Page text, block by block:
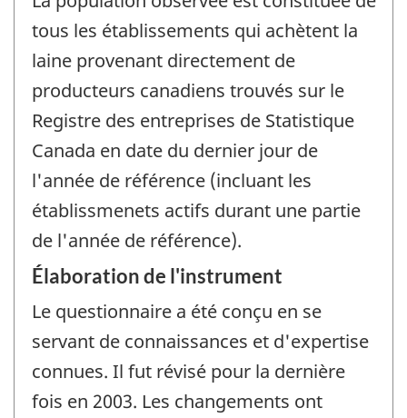
tous les établissements qui achètent la
laine provenant directement de
producteurs canadiens trouvés sur le
Registre des entreprises de Statistique
Canada en date du dernier jour de
l'année de référence (incluant les
établissmenets actifs durant une partie
de l'année de référence).
Élaboration de l'instrument
Le questionnaire a été conçu en se
servant de connaissances et d'expertise
connues. Il fut révisé pour la dernière
fois en 2003. Les changements ont